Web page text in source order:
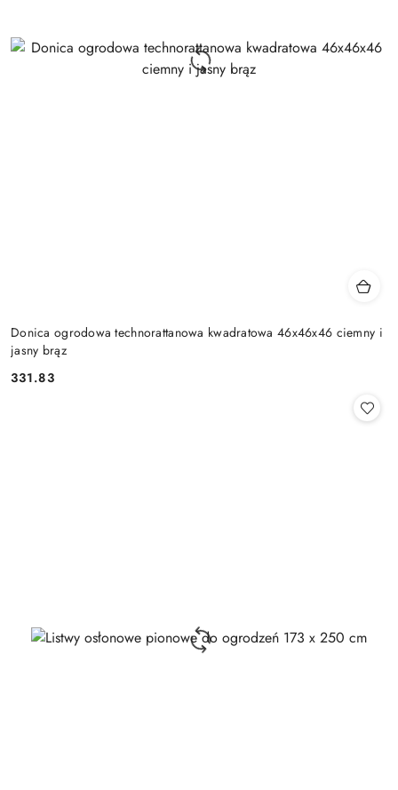
Donica ogrodowa technorattanowa kwadratowa 46x46x46 ciemny i
jasny brąz
Cena:
331.83